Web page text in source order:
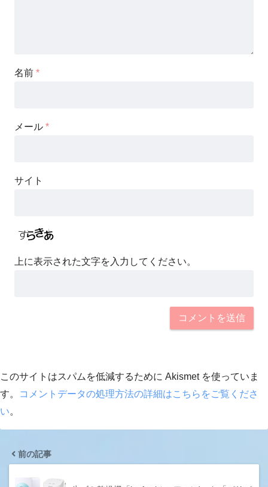
名前 *
メール *
サイト
上に表示された文字を入力してください。
このサイトはスパムを低減するために Akismet を使っていま
す。
コメントデータの処理方法の詳細はこちらをご覧くださ
い。
前の記事